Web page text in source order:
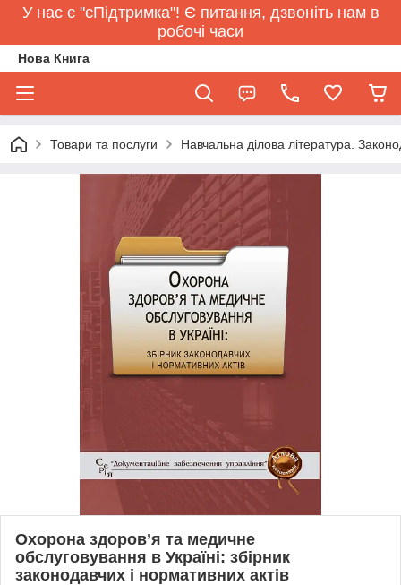
У нас є "єПідтримка"! Є питання, дзвоніть нам в
робочі часи
Нова Книга
Товари та послуги Навчальна ділова література.
Охорона здоров’я та медичне
обслуговування в Україні: збірник
законодавчих і нормативних актів